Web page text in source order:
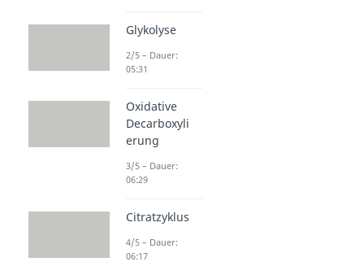
Glykolyse
2/5 – Dauer:
05:31
Oxidative
Decarboxyli
erung
3/5 – Dauer:
06:29
Citratzyklus
4/5 – Dauer:
06:17